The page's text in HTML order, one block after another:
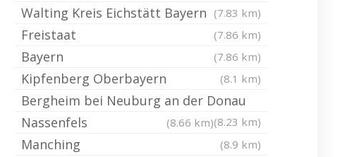
Walting Kreis Eichstätt Bayern (7.83 km)
Freistaat (7.86 km)
Bayern (7.86 km)
Kipfenberg Oberbayern (8.1 km)
Bergheim bei Neuburg an der Donau
(8.23 km)
Nassenfels (8.66 km)
Manching (8.9 km)